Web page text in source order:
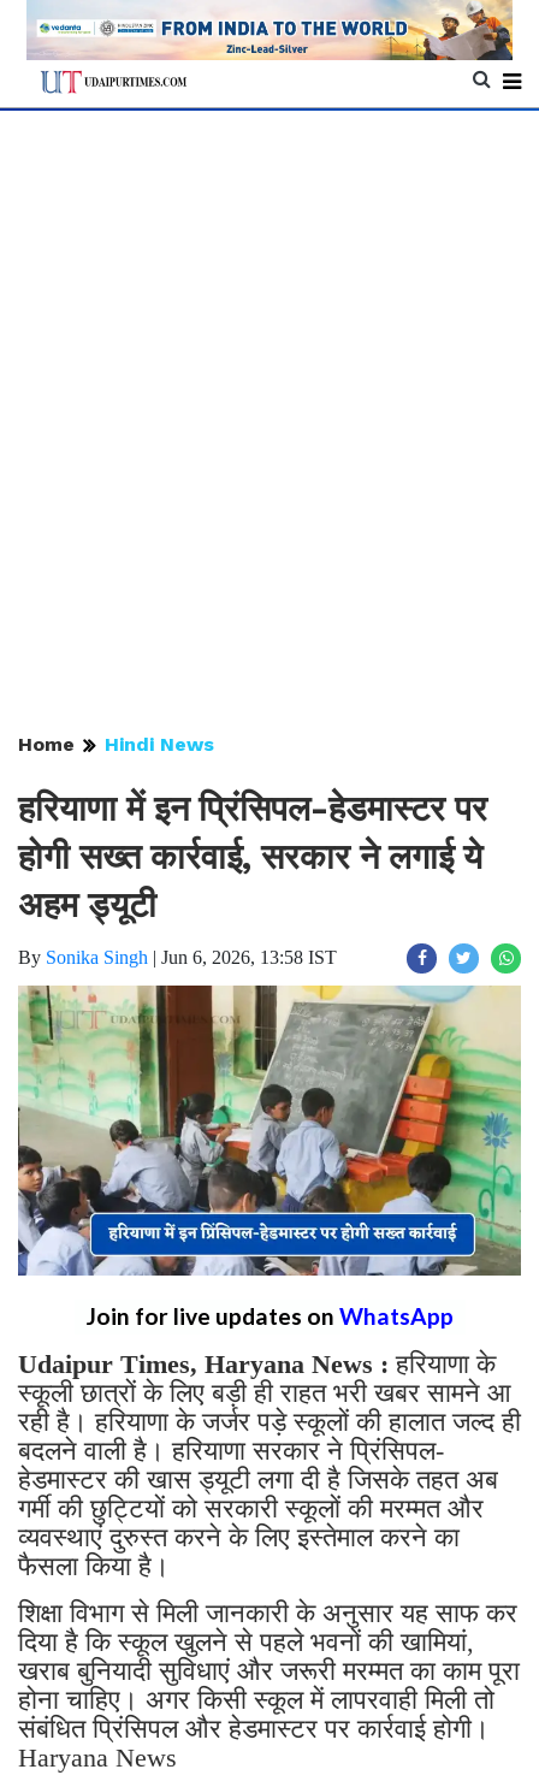
Home Hindi News
हरियाणा में इन प्रिंसिपल-हेडमास्टर पर
होगी सख्त कार्रवाई, सरकार ने लगाई ये
अहम ड्यूटी
By Sonika Singh | Jun 6, 2026, 13:58 IST
Join for live updates on WhatsApp
Udaipur Times, Haryana News :हरियाणा के
स्कूली छात्रों के लिए बड़ी ही राहत भरी खबर सामने आ
रही है। हरियाणा के जर्जर पड़े स्कूलों की हालात जल्द ही
बदलने वाली है। हरियाणा सरकार ने प्रिंसिपल-
हेडमास्टर की खास ड्यूटी लगा दी है जिसके तहत अब
गर्मी की छुट्टियों को सरकारी स्कूलों की मरम्मत और
व्यवस्थाएं दुरुस्त करने के लिए इस्तेमाल करने का
फैसला किया है।
शिक्षा विभाग से मिली जानकारी के अनुसार यह साफ कर
दिया है कि स्कूल खुलने से पहले भवनों की खामियां,
खराब बुनियादी सुविधाएं और जरूरी मरम्मत का काम पूरा
होना चाहिए। अगर किसी स्कूल में लापरवाही मिली तो
संबंधित प्रिंसिपल और हेडमास्टर पर कार्रवाई होगी।
Haryana News